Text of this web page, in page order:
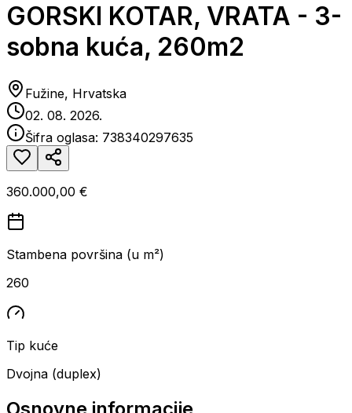
GORSKI KOTAR, VRATA - 3-
sobna kuća, 260m2
Fužine, Hrvatska
02. 08. 2026.
Šifra oglasa: 738340297635
360.000,00 €
Stambena površina (u m²)
260
Tip kuće
Dvojna (duplex)